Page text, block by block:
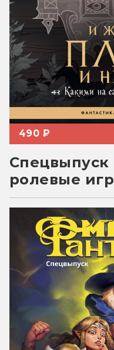
490 ₽
Спецвыпуск
ролевые